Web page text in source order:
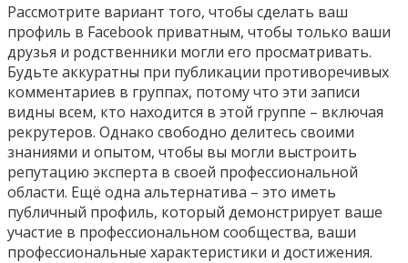
Рассмотрите вариант того, чтобы сделать ваш
профиль в Facebook приватным, чтобы только ваши
друзья и родственники могли его просматривать.
Будьте аккуратны при публикации противоречивых
комментариев в группах, потому что эти записи
видны всем, кто находится в этой группе – включая
рекрутеров. Однако свободно делитесь своими
знаниями и опытом, чтобы вы могли выстроить
репутацию эксперта в своей профессиональной
области. Ещё одна альтернатива – это иметь
публичный профиль, который демонстрирует ваше
участие в профессиональном сообщества, ваши
профессиональные характеристики и достижения.